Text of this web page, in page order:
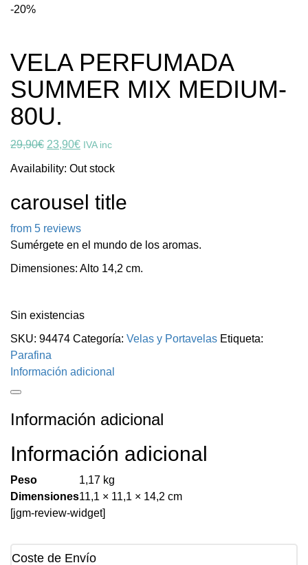
-20%
VELA PERFUMADA
SUMMER MIX MEDIUM-
80U.
29,90€ El
original
29,90€.
23,90€El
es:
23,90€.
IVA inc
Availability: Out stock
carousel title
from 5 reviews
Sumérgete en el mundo de los aromas.
Dimensiones: Alto 14,2 cm.
Sin existencias
SKU: 94474 Categoría: Velas y Portavelas Etiqueta:
Parafina
Información adicional
Información adicional
Información adicional
Peso
1,17 kg
Dimensiones11,1 × 11,1 × 14,2 cm
[jgm-review-widget]
Coste de Envío